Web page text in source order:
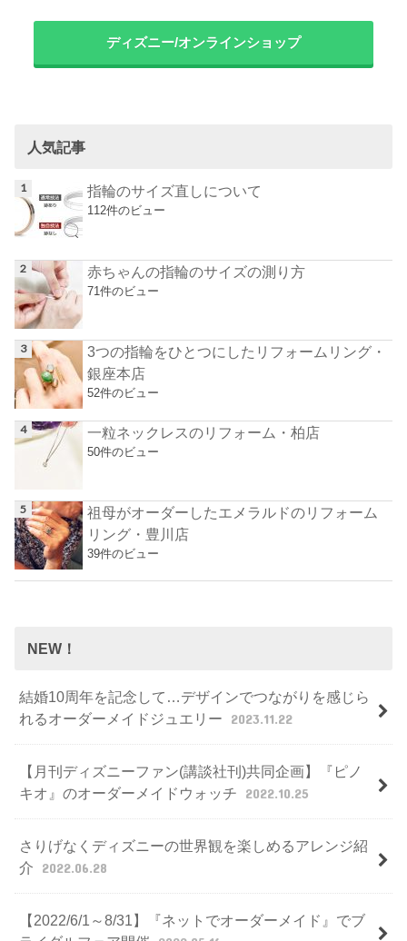
ディズニー/オンラインショップ
人気記事
指輪のサイズ直しについて
112件のビュー
赤ちゃんの指輪のサイズの測り方
71件のビュー
3つの指輪をひとつにしたリフォームリング・
銀座本店
52件のビュー
一粒ネックレスのリフォーム・柏店
50件のビュー
祖母がオーダーしたエメラルドのリフォーム
リング・豊川店
39件のビュー
NEW！
結婚10周年を記念して…デザインでつながりを感じら
れるオーダーメイドジュエリー
2023.11.22
【月刊ディズニーファン(講談社刊)共同企画】『ピノ
キオ』のオーダーメイドウォッチ
2022.10.25
さりげなくディズニーの世界観を楽しめるアレンジ紹
介
2022.06.28
【2022/6/1～8/31】『ネットでオーダーメイド』でブ